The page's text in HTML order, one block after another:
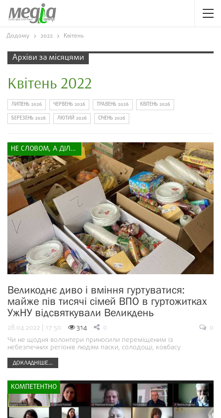
Додому 2022 Квітень
Архіви за місяцями
Квітень 2022
ЛИПЕНЬ 2026 ЧЕРВЕНЬ 2026 ТРАВЕНЬ 2026
КВІТЕНЬ 2026
БЕРЕЗЕНЬ 2026
ЛЮТИЙ 2026 СІЧЕНЬ 2026
НЕ СЛОВОМ, А ДІЛОМ
Великоднє диво і вміння гуртуватися:
майже пів тисячі сімей ВПО в гуртожитках
УжНУ відсвяткували Великдень
28.04.2022 | 17:50 314 0
0
Чи не щодня волонтери приносили переміщеним із
небезпечних регіонів людям паски, солодощі, ковбасу
ДОКЛАДНІШЕ...
КОМПЕТЕНТНО